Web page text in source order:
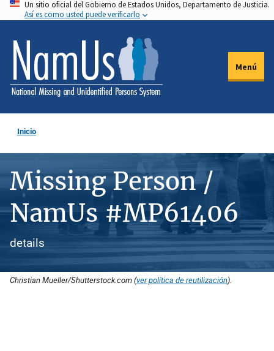
Pasar
al
contenido
principal
Un sitio oficial del Gobierno de Estados Unidos, Departamento de Justicia.
Así es como usted puede verificarlo
Menú
Inicio
Missing Person /
NamUs #MP61406
details
Christian Mueller/Shutterstock.com (ver política de reutilización).